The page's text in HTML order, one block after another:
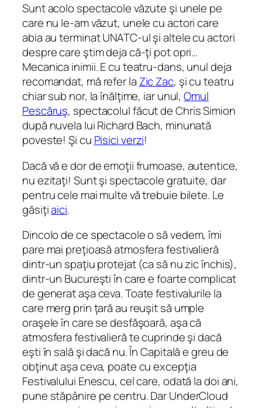
Sunt acolo spectacole văzute şi unele pe
care nu le-am văzut, unele cu actori care
abia au terminat UNATC-ul şi altele cu actori
despre care ştim deja că-ţi pot opri…
Mecanica inimii. E cu teatru-dans, unul deja
recomandat, mă refer la Zic Zac, şi cu teatru
chiar sub nor, la înălţime, iar unul,Omul
Pescăruş, spectacolul făcut de Chris Simion
după nuvela lui Richard Bach, minunată
poveste! Şi cu Pisici verzi!
Dacă vă e dor de emoţii frumoase, autentice,
nu ezitaţi! Sunt şi spectacole gratuite, dar
pentru cele mai multe vă trebuie bilete. Le
găsiţiaici.
Dincolo de ce spectacole o să vedem, îmi
pare mai preţioasă atmosfera festivalieră
dintr-un spaţiu protejat (ca să nu zic închis),
dintr-un Bucureşti în care e foarte complicat
de generat aşa ceva. Toate festivalurile la
care merg prin ţară au reuşit să umple
oraşele în care se desfăşoară, aşa că
atmosfera festivalieră te cuprinde şi dacă
eşti în sală şi dacă nu. În Capitală e greu de
obţinut aşa ceva, poate cu excepţia
Festivalului Enescu, cel care, odată la doi ani,
pune stăpânire pe centru. Dar UnderCloud